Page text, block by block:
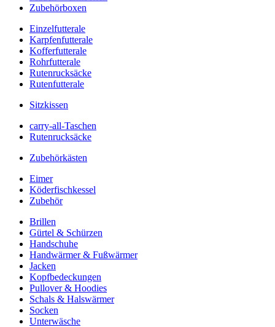
Zubehörboxen
Einzelfutterale
Karpfenfutterale
Kofferfutterale
Rohrfutterale
Rutenrucksäcke
Rutenfutterale
Sitzkissen
carry-all-Taschen
Rutenrucksäcke
Zubehörkästen
Eimer
Köderfischkessel
Zubehör
Brillen
Gürtel & Schürzen
Handschuhe
Handwärmer & Fußwärmer
Jacken
Kopfbedeckungen
Pullover & Hoodies
Schals & Halswärmer
Socken
Unterwäsche